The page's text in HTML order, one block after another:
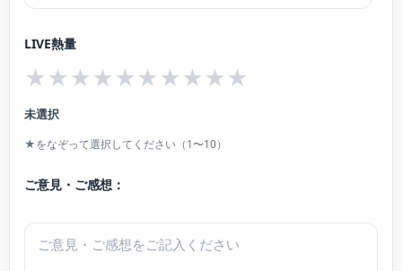
第2位、第21回／第24回ちば音楽コンクール最高位（千葉日報社）をはじめ、
優勝／入賞多数。
IMAS ソリストのための国際音楽アカデミー（ドイツ）、サマーアカデミーin
LIVE熱量
★★★★★★★★★★
未選択
★をなぞって選択してください（1〜10）
ご意見・ご感想：